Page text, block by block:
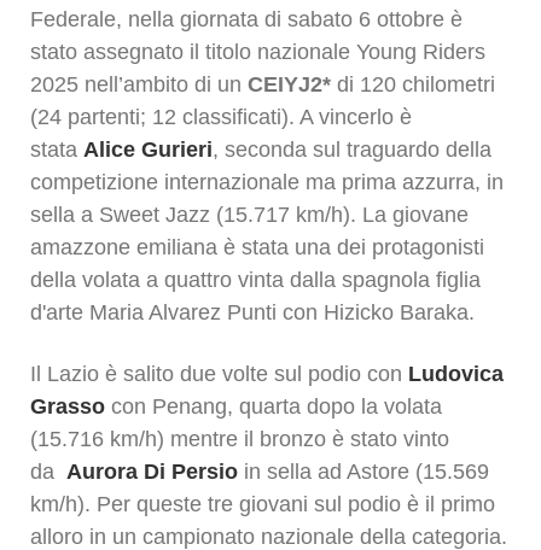
Federale, nella giornata di sabato 6 ottobre è
stato assegnato il titolo nazionale Young Riders
2025 nell’ambito di un CEIYJ2* di 120 chilometri
(24 partenti; 12 classificati). A vincerlo è
stata Alice Gurieri, seconda sul traguardo della
competizione internazionale ma prima azzurra, in
sella a Sweet Jazz (15.717 km/h). La giovane
amazzone emiliana è stata una dei protagonisti
della volata a quattro vinta dalla spagnola figlia
d'arte Maria Alvarez Punti con Hizicko Baraka.
Il Lazio è salito due volte sul podio con Ludovica
Grasso con Penang, quarta dopo la volata
(15.716 km/h) mentre il bronzo è stato vinto
da Aurora Di Persio in sella ad Astore (15.569
km/h). Per queste tre giovani sul podio è il primo
alloro in un campionato nazionale della categoria.